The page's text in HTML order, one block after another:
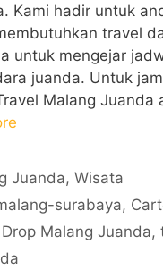
Kami hadir untuk
travel
untuk mengejar
juanda. Untuk jam
Malang Juanda
Juanda,Wisata
surabaya,
Drop Malang Juanda,